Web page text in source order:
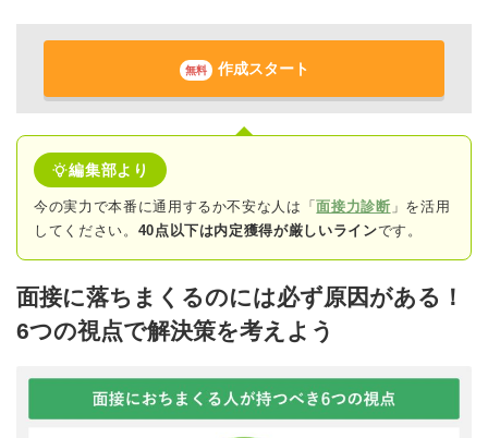
無料 作成スタート
編集部より
今の実力で本番に通用するか不安な人は「面接力診断 」を活用
してください。 40点以下は内定獲得が厳しいラインです。
面接に落ちまくるのには必ず原因がある！
6つの視点で解決策を考えよう